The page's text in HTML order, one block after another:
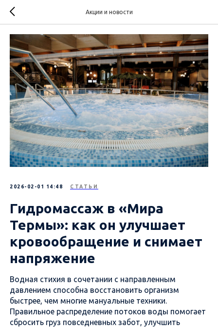
Акции и новости
2026-02-01 14:48 СТАТЬИ
Гидромассаж в «Мира
Термы»: как он улучшает
кровообращение и снимает
напряжение
Водная стихия в сочетании с направленным
давлением способна восстановить организм
быстрее, чем многие мануальные техники.
Правильное распределение потоков воды помогает
сбросить груз повседневных забот, улучшить